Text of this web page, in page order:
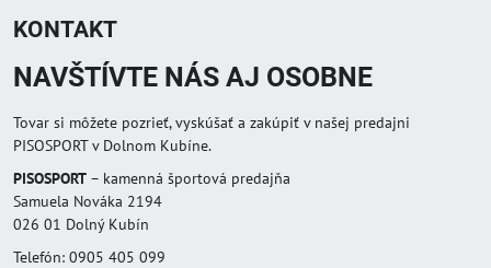
KONTAKT
NAVŠTÍVTE NÁS AJ OSOBNE
Tovar si môžete pozrieť, vyskúšať a zakúpiť v našej predajni
PISOSPORT v Dolnom Kubíne.
PISOSPORT – kamenná športová predajňa
Samuela Nováka 2194
026 01 Dolný Kubín
Telefón: 0905 405 099